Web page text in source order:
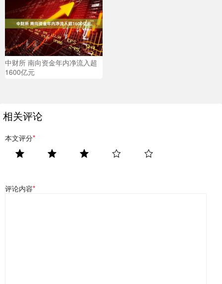
中财所 南向资金年内净流入超
1600亿元
相关评论
本文评分*
评论内容*